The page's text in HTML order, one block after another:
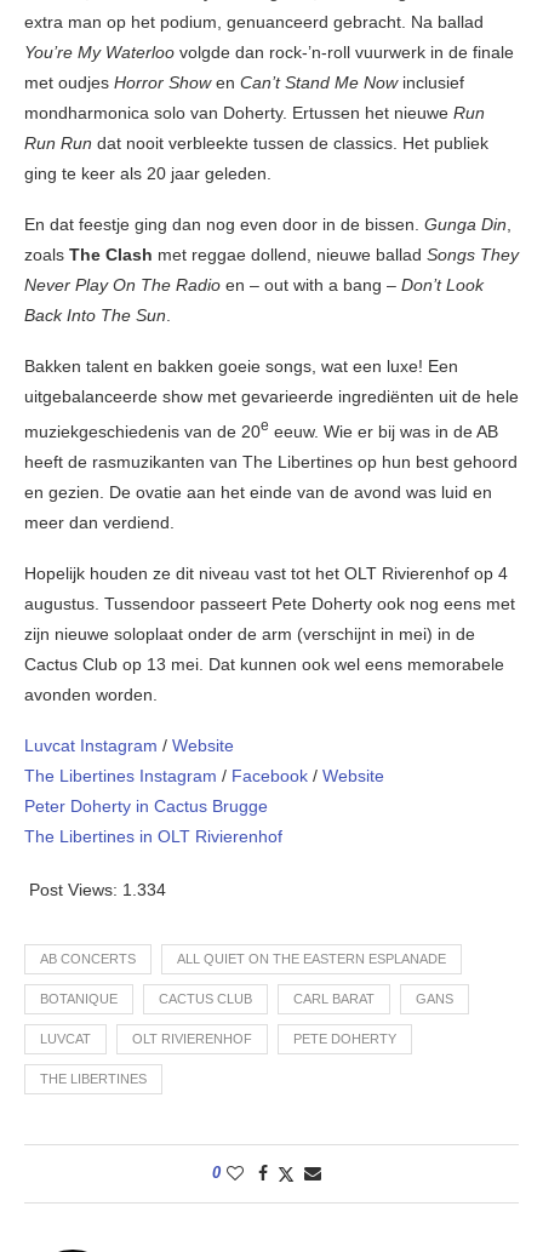
extra man op het podium, genuanceerd gebracht. Na ballad
You’re My Waterloo volgde dan rock-’n-roll vuurwerk in de finale
met oudjes Horror Showen Can’t Stand Me Nowinclusief
mondharmonica solo van Doherty. Ertussen het nieuwe Run
Run Run dat nooit verbleekte tussen de classics. Het publiek
ging te keer als 20 jaar geleden.
En dat feestje ging dan nog even door in de bissen. Gunga Din,
zoals The Clash met reggae dollend, nieuwe ballad Songs They
Never Play On The Radio en – out with a bang – Don’t Look
Back Into The Sun.
Bakken talent en bakken goeie songs, wat een luxe! Een
uitgebalanceerde show met gevarieerde ingrediënten uit de hele
muziekgeschiedenis van de 20e eeuw. Wie er bij was in de AB
heeft de rasmuzikanten van The Libertines op hun best gehoord
en gezien. De ovatie aan het einde van de avond was luid en
meer dan verdiend.
Hopelijk houden ze dit niveau vast tot het OLT Rivierenhof op 4
augustus. Tussendoor passeert Pete Doherty ook nog eens met
zijn nieuwe soloplaat onder de arm (verschijnt in mei) in de
Cactus Club op 13 mei. Dat kunnen ook wel eens memorabele
avonden worden.
Luvcat Instagram / Website
The Libertines Instagram / Facebook / Website
Peter Doherty in Cactus Brugge
The Libertines in OLT Rivierenhof
Post Views: 1.334
AB CONCERTS ALL QUIET ON THE EASTERN ESPLANADE
BOTANIQUE CACTUS CLUB CARL BARAT GANS
LUVCAT OLT RIVIERENHOF PETE DOHERTY
THE LIBERTINES
0